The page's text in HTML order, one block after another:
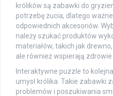
królików są zabawki do
potrzebę żucia, dlatego
odpowiednich akcesoriów.
należy szukać produktów
materiałów, takich jak
ale również wspierają zdrowie
Interaktywne puzzle to
umysł królika. Takie zabawki
problemów i poszukiwania